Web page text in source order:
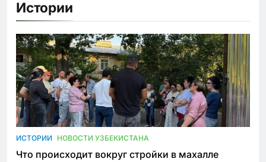
Истории
ИСТОРИИ НОВОСТИ УЗБЕКИСТАНА
Что происходит вокруг стройки в махалле